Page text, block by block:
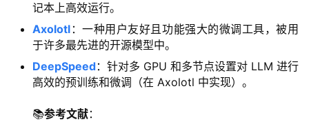
记本上高效运行。
Axolotl ：一种用户友好且功能强大的微调工具，被用
于许多最先进的开源模型中。
DeepSpeed：针对多 GPU 和多节点设置对 LLM 进行
高效的预训练和微调（在 Axolotl 中实现）。
📚参考文献：